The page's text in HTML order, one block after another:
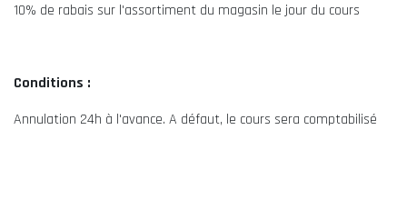
10% de rabais sur l'assortiment du magasin le jour du cours
Conditions :
Annulation 24h à l'avance. A défaut, le cours sera comptabilisé